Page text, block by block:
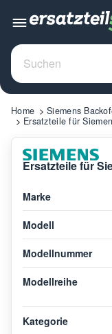
Home Siemens
Ersatzteile für
Ersatzteile für
Marke
Modell
Modellnummer
Modellreihe
Kategorie